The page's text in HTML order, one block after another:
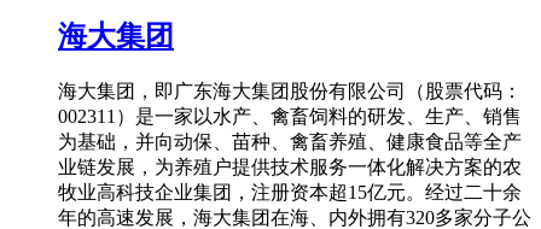
海大集团
海大集团，即广东海大集团股份有限公司（股票代码：
002311）是一家以水产、禽畜饲料的研发、生产、销售
为基础，并向动保、苗种、禽畜养殖、健康食品等全产
业链发展，为养殖户提供技术服务一体化解决方案的农
牧业高科技企业集团，注册资本超15亿元。经过二十余
年的高速发展，海大集团在海、内外拥有320多家分子公